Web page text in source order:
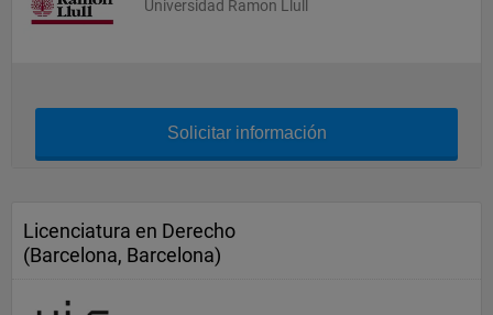
Universidad Ramon Llull
Solicitar información
Licenciatura en Derecho
(Barcelona, Barcelona)